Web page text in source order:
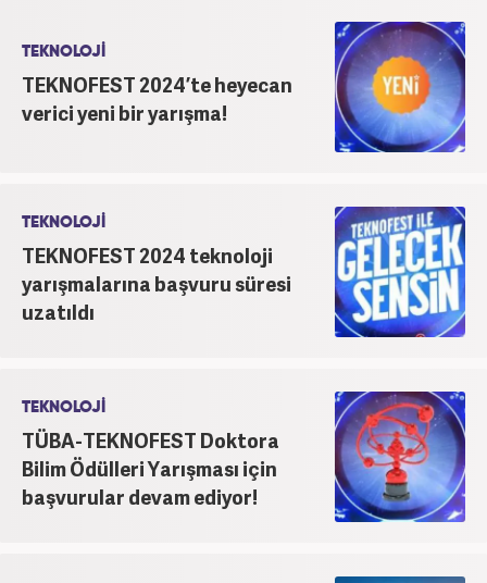
TEKNOLOJİ
TEKNOFEST 2024’te heyecan
verici yeni bir yarışma!
TEKNOLOJİ
TEKNOFEST 2024 teknoloji
yarışmalarına başvuru süresi
uzatıldı
TEKNOLOJİ
TÜBA-TEKNOFEST Doktora
Bilim Ödülleri Yarışması için
başvurular devam ediyor!